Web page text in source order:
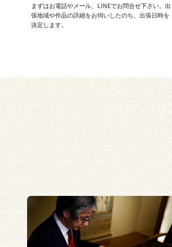
まずはお電話やメール、LINEでお問合せ下さい。出
張地域や作品の詳細をお伺いしたのち、出張日時を
決定します。